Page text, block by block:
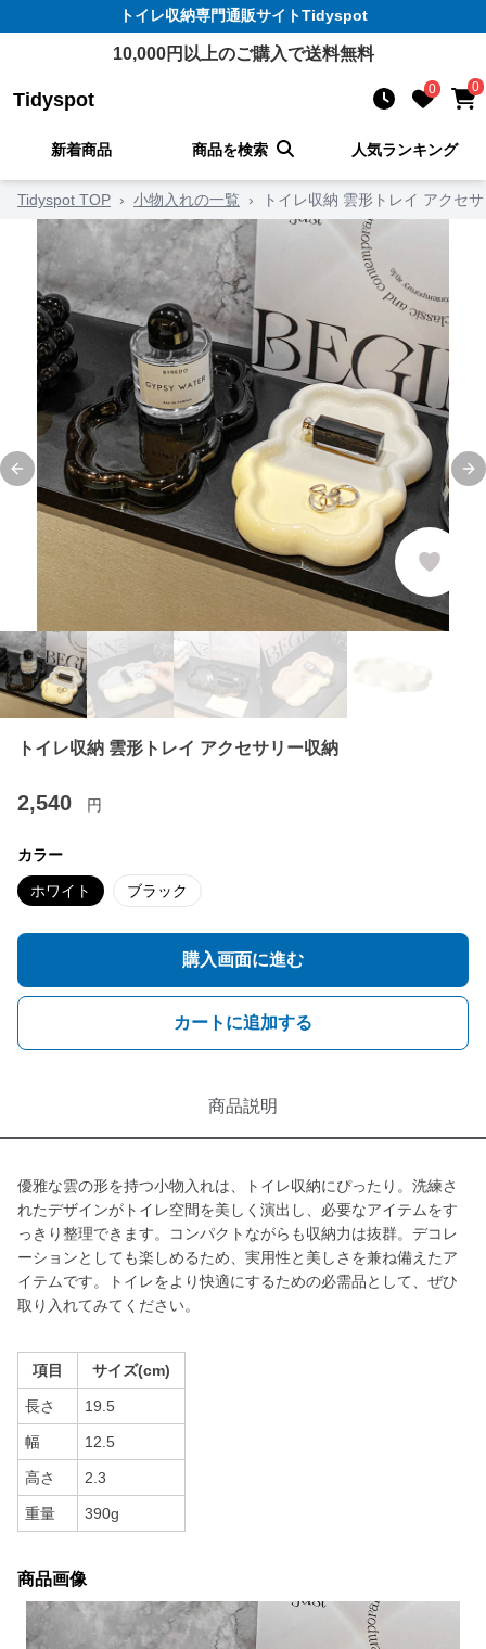
トイレ収納専門通販サイトTidyspot
10,000円以上のご購入で送料無料
Tidyspot 0 0
新着商品 商品を検索 人気ランキング
Tidyspot TOP › 小物入れの一覧 › トイレ収納 雲形トレイ アクセ
Previous slide
トイレ収納 雲形トレイ アクセサリー収納
2,540 円
カラー
ホワイト ブラック
購入画面に進む
カートに追加する
商品説明
優雅な雲の形を持つ小物入れは、トイレ収納にぴったり。洗練さ
れたデザインがトイレ空間を美しく演出し、必要なアイテムをす
っきり整理できます。コンパクトながらも収納力は抜群。デコレ
ーションとしても楽しめるため、実用性と美しさを兼ね備えたア
イテムです。トイレをより快適にするための必需品として、ぜひ
取り入れてみてください。
項目 サイズ(cm)
長さ 19.5
幅 12.5
高さ 2.3
重量 390g
商品画像